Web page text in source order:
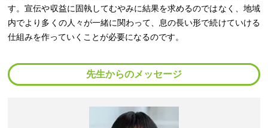
す。宣伝や収益に固執してむやみに結果を求めるのではなく、地域
内でより多くの人々が一緒に関わって、息の長い形で続けていける
仕組みを作っていくことが必要になるのです。
先生からのメッセージ